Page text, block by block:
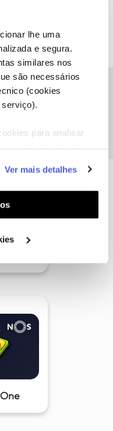
lhe uma
e segura.
similares nos
são necessários
(cookies
para analisar
e
aos seus interesses
Pode gerir a
"Configurar
Ver mais detalhes
melhores comentários.